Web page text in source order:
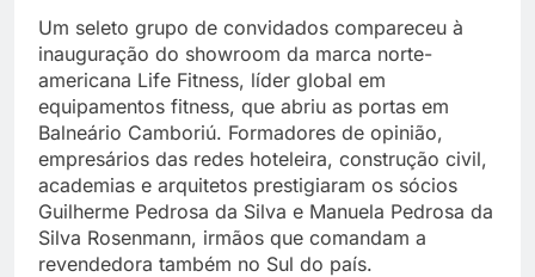
Um seleto grupo de convidados compareceu à
inauguração do showroom da marca norte-
americana Life Fitness, líder global em
equipamentos fitness, que abriu as portas em
Balneário Camboriú. Formadores de opinião,
empresários das redes hoteleira, construção civil,
academias e arquitetos prestigiaram os sócios
Guilherme Pedrosa da Silva e Manuela Pedrosa da
Silva Rosenmann, irmãos que comandam a
revendedora também no Sul do país.